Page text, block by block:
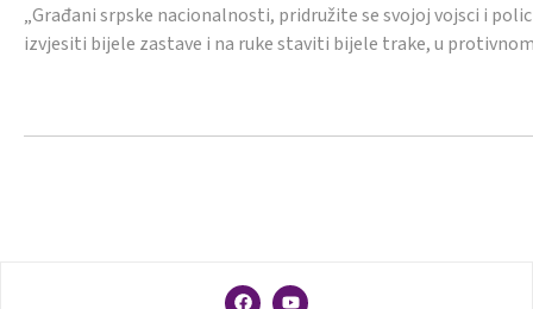
„Građani srpske nacionalnosti, pridružite se svojoj vojsci i
izvjesiti bijele zastave i na ruke staviti bijele trake, u